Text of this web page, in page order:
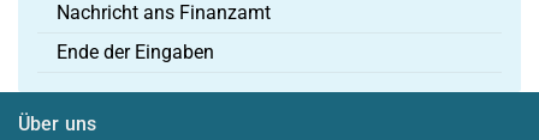
Nachricht ans Finanzamt
Ende der Eingaben
Über uns